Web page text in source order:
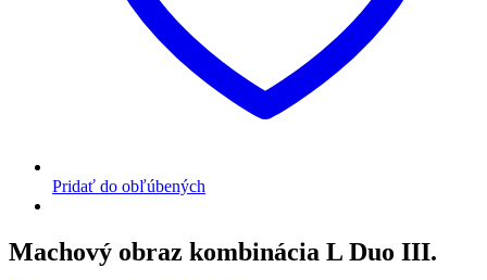
Pridať do obľúbených
Machový obraz kombinácia L Duo III.